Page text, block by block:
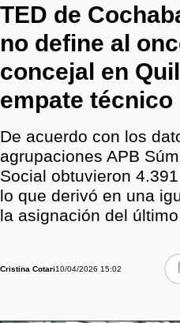
TED de
no define al
concejal en
empate técnico
De acuerdo con los
agrupaciones APB
Social obtuvieron
lo que derivó en una
la asignación del
Cristina Cotari10/04/2026 15:02